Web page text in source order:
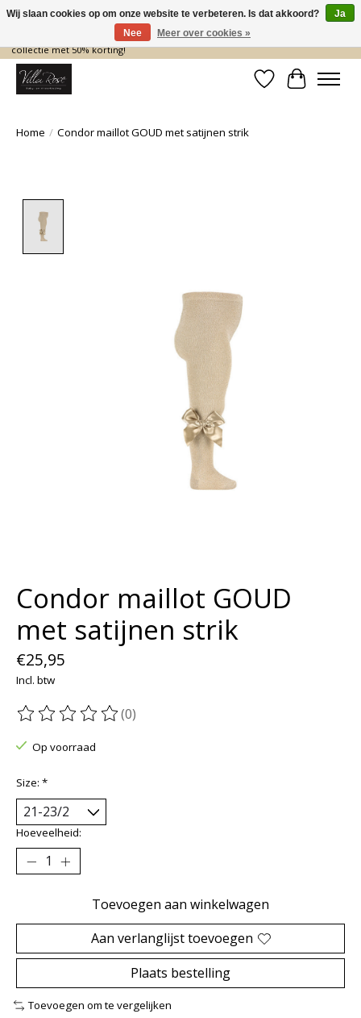
De nieuwe collectie komt eraan… en wij maken ruimte! Shop nu de zomer
collectie met 50% korting!
Verlanglijst
Home / Condor maillot GOUD met satijnen strik
Condor maillot GOUD
met satijnen strik
€25,95
Incl. btw
De beoordeling van dit product is
(0)
Op voorraad
Size: *
Hoeveelheid:
Toevoegen aan winkelwagen
Aan verlanglijst toevoegen
Plaats bestelling
Toevoegen om te vergelijken
Wij slaan cookies op om onze website te verbeteren. Is dat akkoord?
Ja
Nee
Meer over cookies »